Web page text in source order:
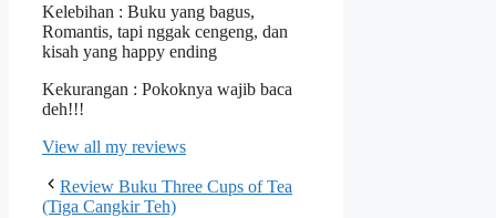
Kelebihan : Buku yang bagus,
Romantis, tapi nggak cengeng, dan
kisah yang happy ending
Kekurangan : Pokoknya wajib baca
deh!!!
View all my reviews
Review Buku Three Cups of Tea
(Tiga Cangkir Teh)